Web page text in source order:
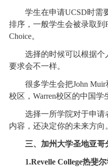
学生在申请UCSD时需要
排序，一般学生会被录取到
Choice。
选择的时候可以根据个
要求会不一样。
很多学生会把John Muir
校区，Warren校区的中国学
选择一所学院对于申请
内容，还决定你的未来方向
三、加州大学圣地亚
1.Revelle College热斐尔